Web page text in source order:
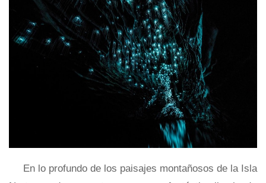
En lo profundo de los paisajes montañosos de la Isla